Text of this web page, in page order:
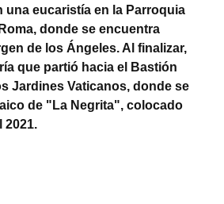
una eucaristía en la Parroquia
donde se encuentra
de los Ángeles. Al finalizar,
que partió hacia el Bastión
Jardines Vaticanos, donde se
de "La Negrita", colocado
2021.